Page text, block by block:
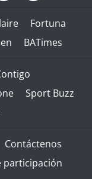
Fortuna
BATimes
Sport Buzz
Contáctenos
participación